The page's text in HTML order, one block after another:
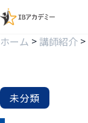
ホーム > 講師紹介 >
未分類